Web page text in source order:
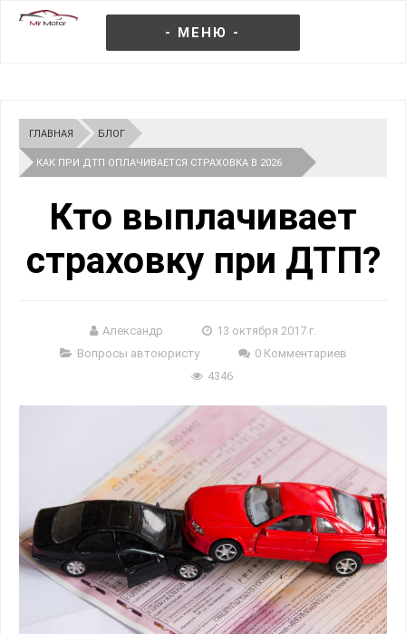
- МЕНЮ -
ГЛАВНАЯ БЛОГ
КАК ПРИ ДТП ОПЛАЧИВАЕТСЯ СТРАХОВКА В 2026
Кто выплачивает
страховку при ДТП?
Александр
13 октября 2017 г.
Вопросы автоюристу
0 Комментариев
4346